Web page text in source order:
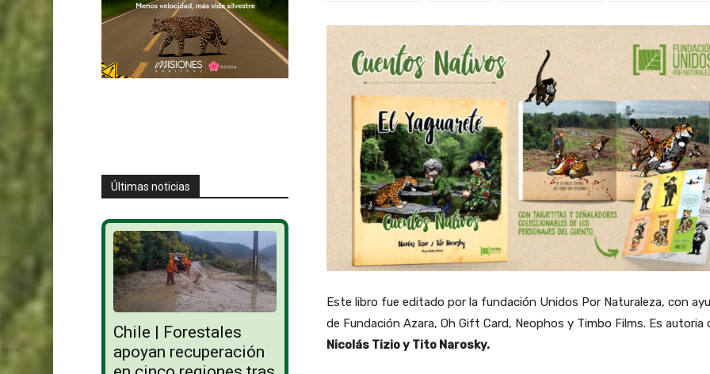
Últimas noticias
Chile | Forestales
apoyan recuperación
Este libro fue editado por la fundación Unidos Por Naturaleza, con
de Fundación Azara, Oh Gift Card, Neophos y Timbo Films. Es autoria
Nicolás Tizio y Tito Narosky.